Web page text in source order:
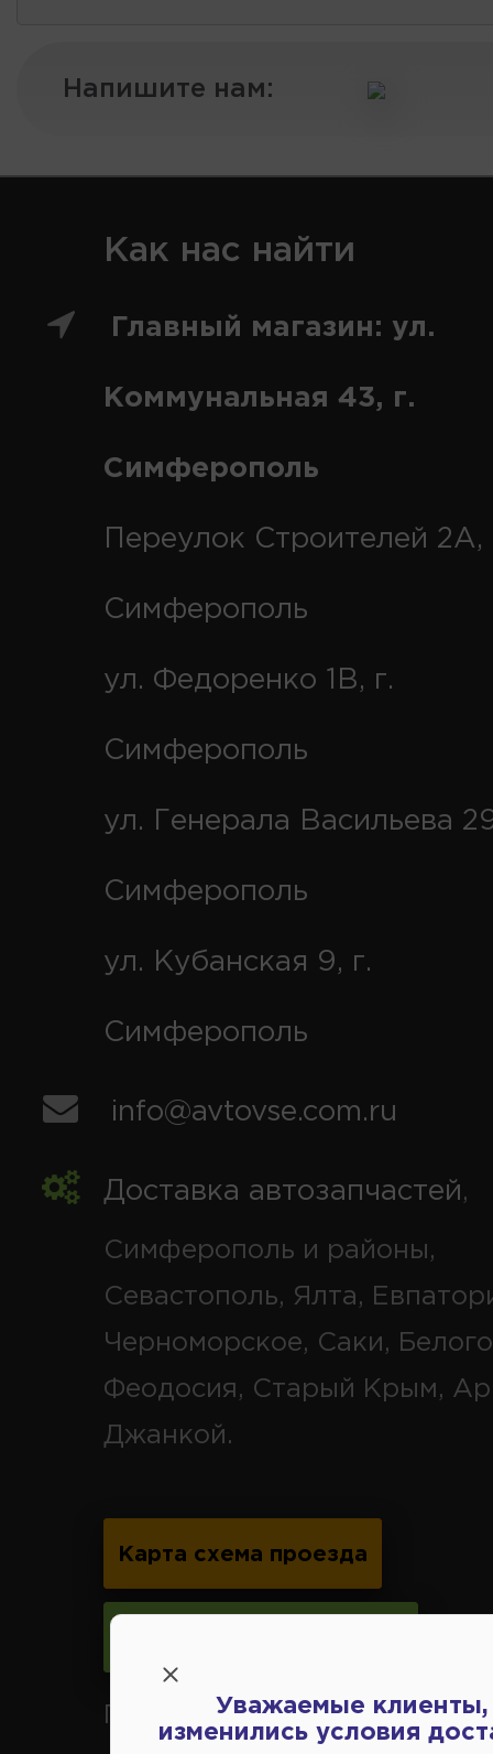
Напишите нам:
Как нас найти
Главный магазин: ул.
Коммунальная 43, г.
Симферополь
Переулок Строителей 2А,
Симферополь
ул. Федоренко 1В, г.
Симферополь
ул. Генерала Васильева
Симферополь
ул. Кубанская 9, г.
Симферополь
info@avtovse.com.ru
Доставка автозапчастей,
Симферополь и районы,
Севастополь, Ялта,
Черноморское, Саки,
Феодосия, Старый Крым,
Джанкой.
Карта схема проезда
Принимаем к оплате карты
Уважаемые клиенты,
изменились условия